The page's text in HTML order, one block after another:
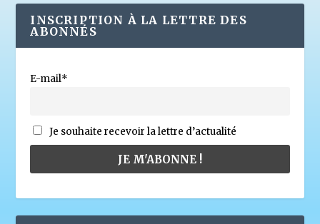
INSCRIPTION À LA LETTRE DES
ABONNÉS
E-mail*
Je souhaite recevoir la lettre d’actualité